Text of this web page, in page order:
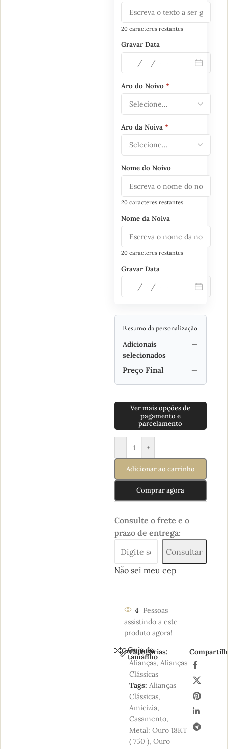
20 caracteres restantes
Gravar Data
Aro do Noivo *
Aro da Noiva *
Nome do Noivo
20 caracteres restantes
Nome da Noiva
20 caracteres restantes
Gravar Data
Resumo da personalização
Adicionais
selecionados
—
Preço Final —
Ver mais opções de
pagamento e
parcelamento
- +
Adicionar ao carrinho
Comprar agora
Consulte o frete e o
prazo de entrega:
Consultar
Não sei meu cep
4 Pessoas
assistindo a este
produto agora!
Comparar
Guia de
tamanho
Categorias:
Alianças, Alianças
Clássicas
Tags: Alianças
Clássicas,
Amicizia,
Casamento,
Metal: Ouro 18KT
( 750 ), Ouro